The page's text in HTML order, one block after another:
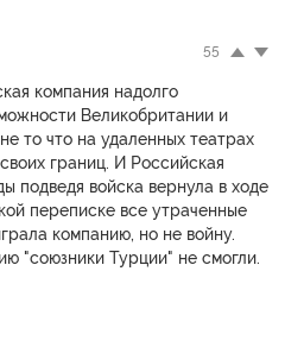
55
компания надолго
Великобритании и
то что на удаленных театрах
границ. И Российская
подведя войска вернула в ходе
переписке все утраченные
компанию, но не войну.
"союзники Турции" не смогли.